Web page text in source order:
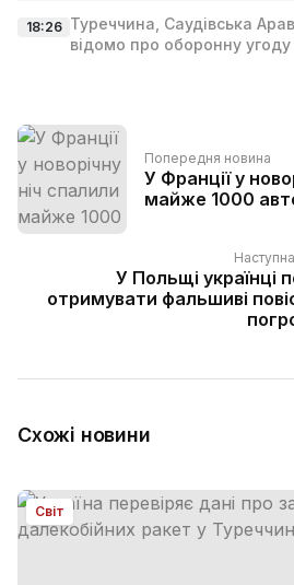
18:26 Туреччина, Саудівська
відомо про оборонну угоду
Попередня новина
У Франції у
майже 1000
У Польщі українці
отримувати фальшиві
Схожі новини
Світ